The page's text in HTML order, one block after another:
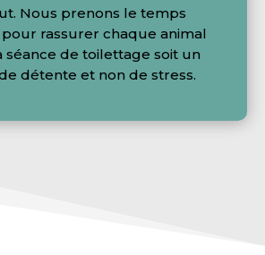
Nous prenons le temps
pour rassurer chaque animal
séance de toilettage soit un
détente et non de stress.